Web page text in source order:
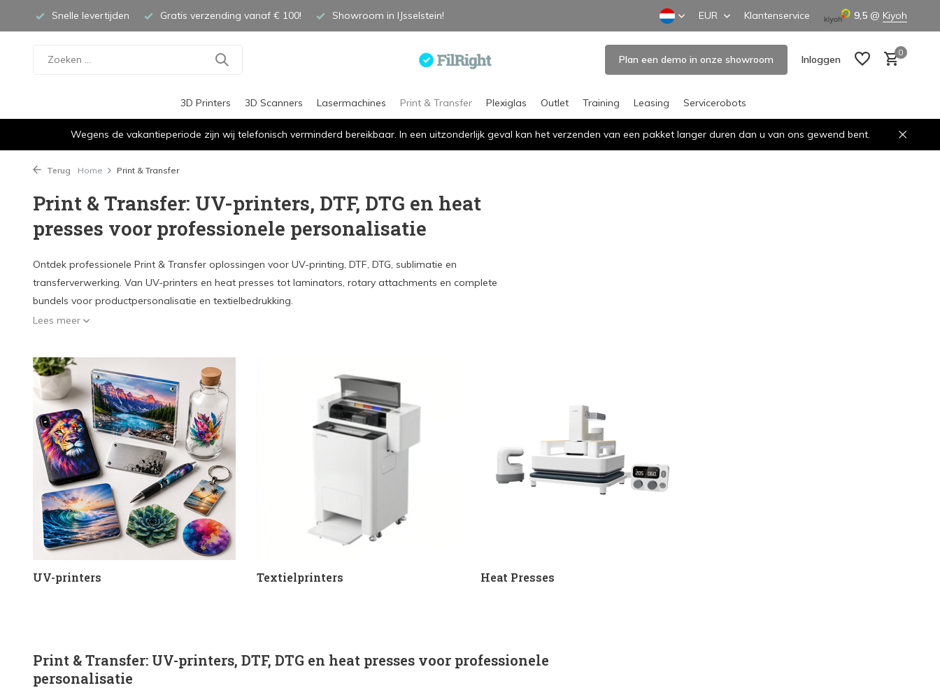
Snelle levertijden Gratis verzending vanaf € 100! Showroom in IJsselstein! EUR Klantenservice 9,5 @ Kiyoh
Plan een demo in onze showroom Inloggen
0
3D Printers 3D Scanners Lasermachines Print & Transfer Plexiglas Outlet Training Leasing Servicerobots
Wegens de vakantieperiode zijn wij telefonisch verminderd bereikbaar. In een uitzonderlijk geval kan het verzenden van een pakket langer duren dan u van ons gewend bent.
Terug Home Print & Transfer
Print & Transfer: UV-printers, DTF, DTG en heat
presses voor professionele personalisatie
Ontdek professionele Print & Transfer oplossingen voor UV-printing, DTF, DTG, sublimatie en
transferverwerking. Van UV-printers en heat presses tot laminators, rotary attachments en complete
bundels voor productpersonalisatie en textielbedrukking.
Lees meer
UV-printers Textielprinters Heat Presses
Print & Transfer: UV-printers, DTF, DTG en heat presses voor professionele
personalisatie